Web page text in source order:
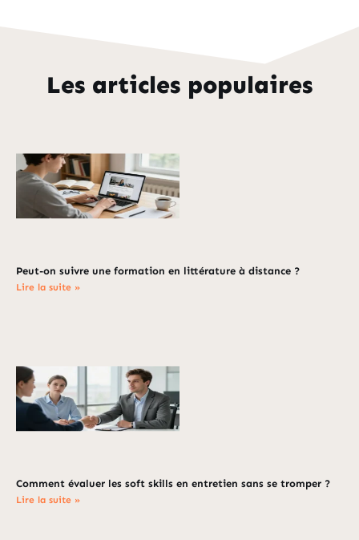
Les articles populaires
Peut-on suivre une formation en littérature à distance ?
Lire la suite »
Comment évaluer les soft skills en entretien sans se tromper ?
Lire la suite »